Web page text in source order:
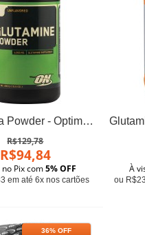
Glutamina Powder - Optimum
R$129,78
R$94,84
Pix com5% OFF
em até 6x nos cartões
À
ou
36% OFF